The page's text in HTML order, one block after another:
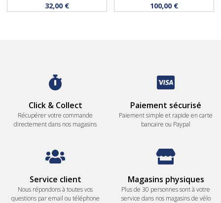
32,00 € 100,00 €
Click & Collect
Récupérer votre commande
directement dans nos magasins
Paiement sécurisé
Paiement simple et rapide en carte
bancaire ou Paypal
Service client
Nous répondons à toutes vos
questions par email ou téléphone
Magasins physiques
Plus de 30 personnes sont à votre
service dans nos magasins de vélo